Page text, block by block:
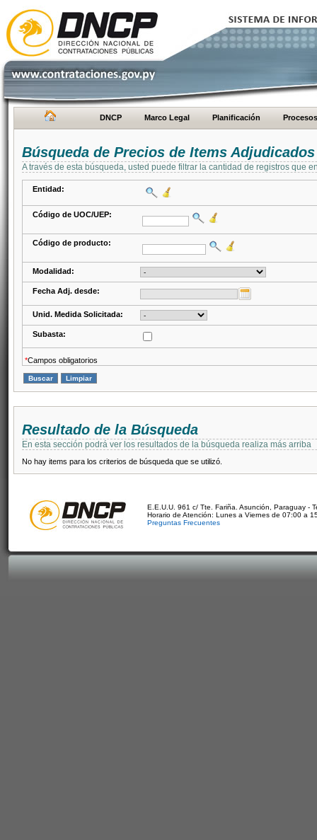
DNCP Marco Legal Planificación Procesos
Búsqueda de Precios de Items Adjudicados
A través de esta búsqueda, usted puede filtrar la cantidad de registros que
Entidad:
Código de UOC/UEP:
Código de producto:
Modalidad:
Fecha Adj. desde:
Unid. Medida Solicitada:
Subasta:
*Campos obligatorios
Resultado de la Búsqueda
En esta sección podrá ver los resultados de la búsqueda realiza más arriba
No hay items para los criterios de búsqueda que se utilizó.
E.E.U.U. 961 c/ Tte. Fariña. Asunción, Paraguay -
Horario de Atención: Lunes a Viernes de 07:00 a
Preguntas Frecuentes